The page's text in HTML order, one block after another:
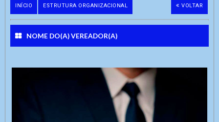
INÍCIO ESTRUTURA ORGANIZACIONAL VOLTAR
NOME DO(A) VEREADOR(A)